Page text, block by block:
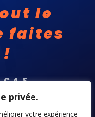
privée.
votre expérience
le
faites
CAS